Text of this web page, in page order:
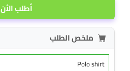
أطلب الأن
ملخص الطلب
Polo shirt